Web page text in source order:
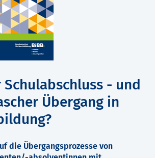
Schulabschluss - und
Übergang in
die Übergangsprozesse von